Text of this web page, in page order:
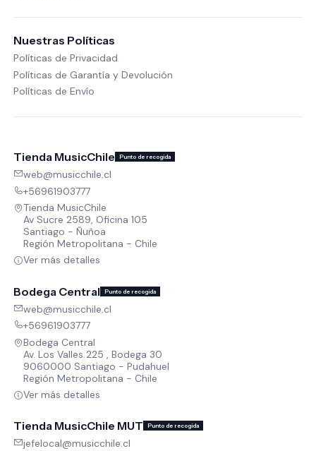
Nuestras Políticas
Políticas de Privacidad
Políticas de Garantía y Devolución
Políticas de Envío
Tienda MusicChile Punto de recogida
web@musicchile.cl
+56961903777
Tienda MusicChile
Av Sucre 2589, Oficina 105
Santiago - Ñuñoa
Región Metropolitana - Chile
Ver más detalles
Bodega Central Punto de recogida
web@musicchile.cl
+56961903777
Bodega Central
Av. Los Valles 225 , Bodega 30
9060000 Santiago - Pudahuel
Región Metropolitana - Chile
Ver más detalles
Tienda MusicChile MUT Punto de recogida
jefelocal@musicchile.cl